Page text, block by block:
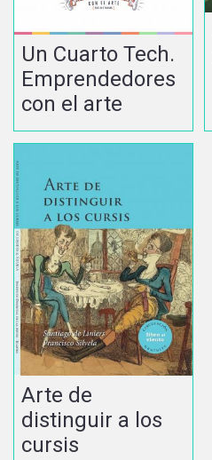
Un Cuarto Tech.
Emprendedores
con el arte
Arte de
distinguir a los
cursis